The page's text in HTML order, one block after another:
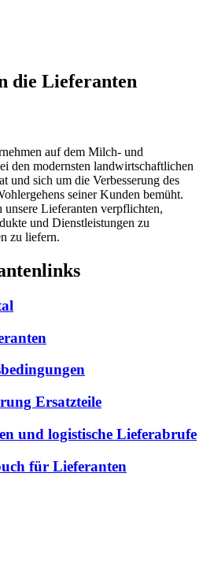
die Lieferanten
auf dem Milch- und
den modernsten landwirtschaftlichen
und sich um die Verbesserung des
seiner Kunden bemüht.
unsere Lieferanten verpflichten,
und Dienstleistungen zu
zu liefern.
Ersatzteile
und logistische Lieferabrufe
für Lieferanten